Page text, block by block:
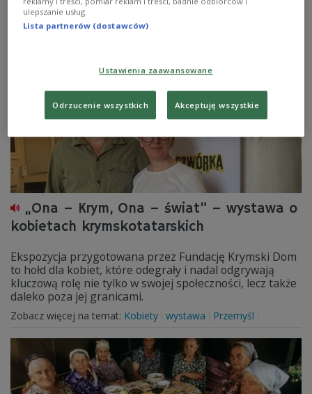
Ossolińskiego.
Zobacz więcej na temat:historia Polski
„Ona – Krym, Ona – świat” – wystawa o
kobietach krymskotatarskich
Ekspozycja przygotowana przez Fundację Krymski Dom
to hołd dla kobiet, które odegrały i nadal odgrywają
kluczową rolę nie tylko w swojej społeczności, lecz także
daleko poza jej granicami.
Zobacz więcej na temat: Kobiety wystawa Przemyśl
ulepszanie usług.
Lista partnerów (dostawców)
Ustawienia zaawansowane
Odrzucenie wszystkich Akceptuję wszystkie